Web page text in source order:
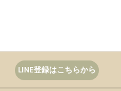
LINE登録はこちらから